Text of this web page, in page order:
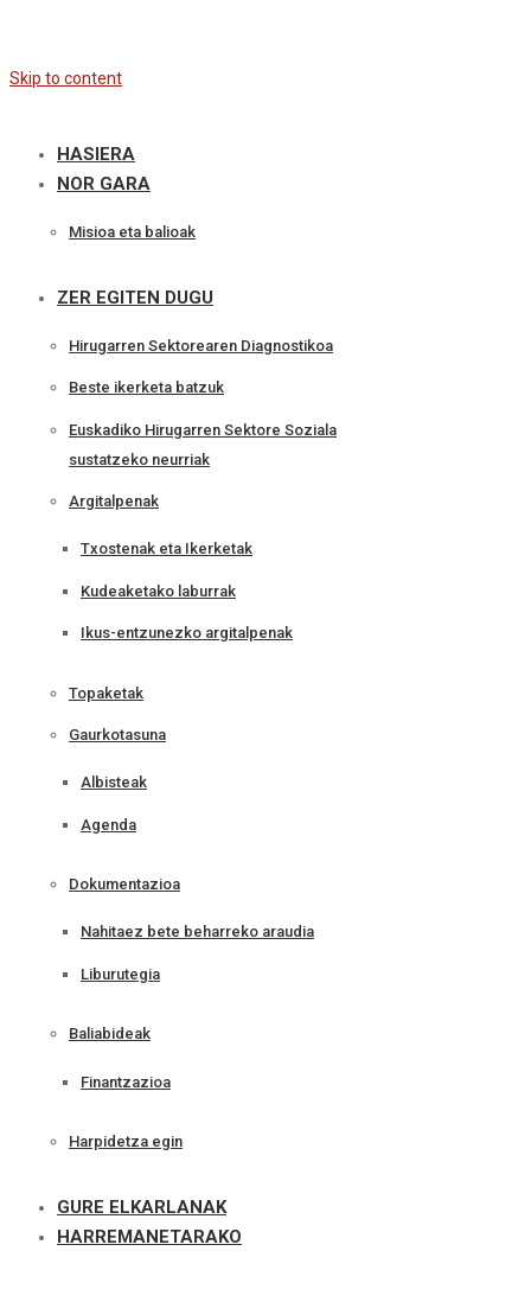
Skip to content
HASIERA
NOR GARA
Misioa eta balioak
ZER EGITEN DUGU
Hirugarren Sektorearen Diagnostikoa
Beste ikerketa batzuk
Euskadiko Hirugarren Sektore Soziala
sustatzeko neurriak
Argitalpenak
Txostenak eta Ikerketak
Kudeaketako laburrak
Ikus-entzunezko argitalpenak
Topaketak
Gaurkotasuna
Albisteak
Agenda
Dokumentazioa
Nahitaez bete beharreko araudia
Liburutegia
Baliabideak
Finantzazioa
Harpidetza egin
GURE ELKARLANAK
HARREMANETARAKO